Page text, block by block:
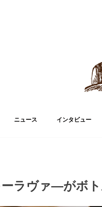
ニュース インタビュー
ラヴァ―がボ